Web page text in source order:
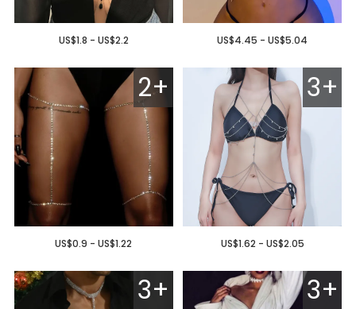
US$4.45 - US$5.04
US$1.8 - US$2.2
3+
US$1.62 - US$2.05
2+
US$0.9 - US$1.22
3+
3+